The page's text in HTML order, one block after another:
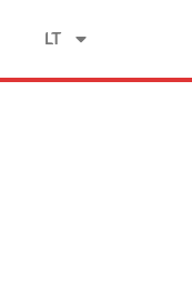
LT